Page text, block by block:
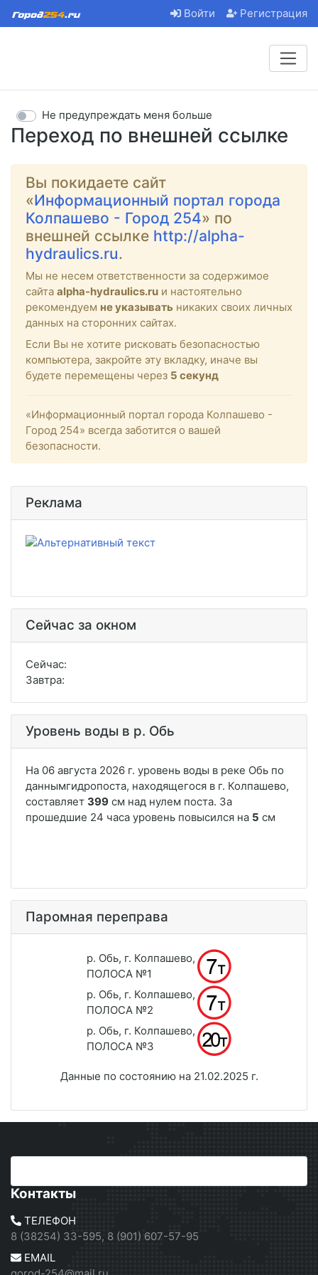
Войти Регистрация
Переход по внешней ссылке
Не предупреждать меня больше
Вы покидаете сайт
«Информационный портал города
Колпашево - Город 254» по
внешней ссылке http://alpha-
hydraulics.ru.
Мы не несем ответственности за содержимое
сайта alpha-hydraulics.ru и настоятельно
рекомендуем не указывать никаких своих личных
данных на сторонних сайтах.
Если Вы не хотите рисковать безопасностью
компьютера, закройте эту вкладку, иначе вы
будете перемещены через 5 секунд
«Информационный портал города Колпашево -
Город 254» всегда заботится о вашей
безопасности.
Реклама
Сейчас за окном
Сейчас:
Завтра:
Уровень воды в р. Обь
Паромная переправа
р. Обь, г. Колпашево,
ПОЛОСА №1
р. Обь, г. Колпашево,
ПОЛОСА №2
р. Обь, г. Колпашево,
ПОЛОСА №3
Данные по состоянию на 21.02.2025 г.
Контакты
ТЕЛЕФОН
8 (38254) 33-595, 8 (901) 607-57-95
EMAIL